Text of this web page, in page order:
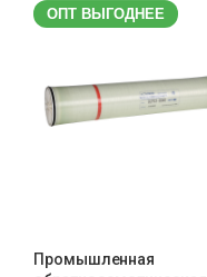
ОПТ ВЫГОДНЕЕ
Промышленная